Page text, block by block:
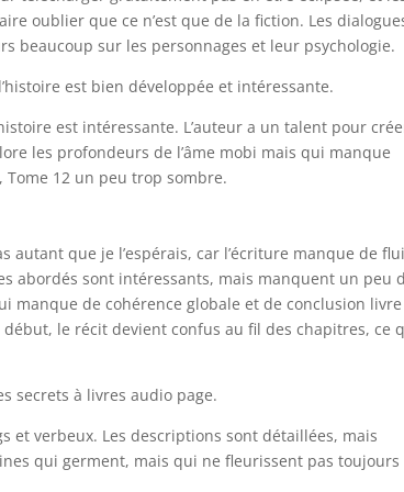
oublier que ce n’est que de la fiction. Les
beaucoup sur les personnages et leur psychologie.
est bien développée et intéressante.
est intéressante. L’auteur a un talent pour
les profondeurs de l’âme mobi mais qui manque
Tome 12 un peu trop sombre.
que je l’espérais, car l’écriture manque de
abordés sont intéressants, mais manquent un peu
manque de cohérence globale et de conclusion livre
le récit devient confus au fil des chapitres, ce
secrets à livres audio page.
et verbeux. Les descriptions sont détaillées, mais
qui germent, mais qui ne fleurissent pas toujours